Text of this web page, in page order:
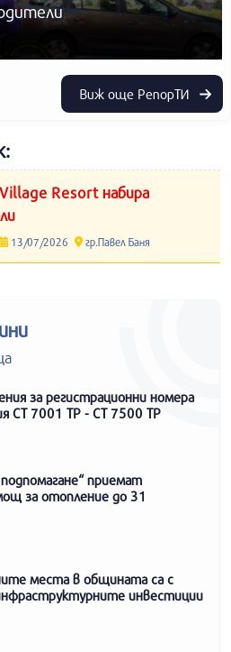
Виж още РепорТИ
Resort набира
13/07/2026 гр.Павел Баня
за регистрационни номера
СТ 7001 ТР - СТ 7500 ТР
приемат
за отопление до 31
места в общината са с
инвестиции